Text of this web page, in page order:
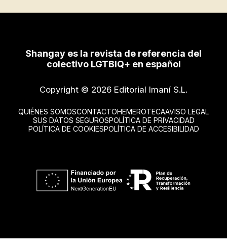
Shangay es la revista de referencia del
colectivo LGTBIQ+ en español
Copyright © 2026 Editorial Imaní S.L.
QUIÉNES SOMOSCONTACTOHEMEROTECAAVISO LEGAL
SUS DATOS SEGUROSPOLÍTICA DE PRIVACIDAD
POLÍTICA DE COOKIESPOLÍTICA DE ACCESIBILIDAD